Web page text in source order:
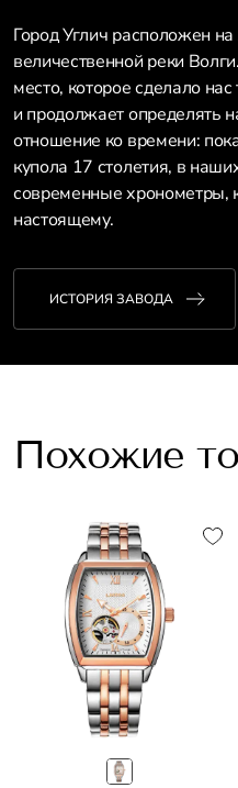
Город Углич расположен
величественной реки
место, которое сделало
и продолжает определять
отношение ко времени:
купола 17 столетия, в
современные хронометры,
настоящему.
ИСТОРИЯ ЗАВОДА
Похожие